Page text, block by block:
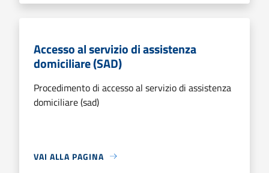
Accesso al servizio di assistenza
domiciliare (SAD)
Procedimento di accesso al servizio di assistenza
domiciliare (sad)
VAI ALLA PAGINA